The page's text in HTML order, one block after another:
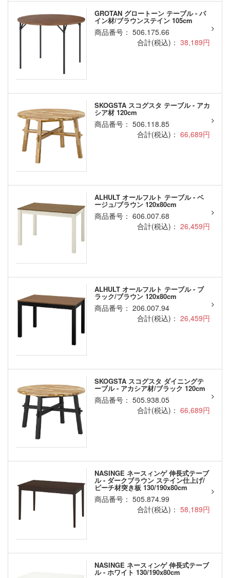
GROTAN グロートーン テーブル - パ
イン材/ブラウンステイン 105cm
商品番号： 506.175.66
合計(税込)： 38,189円
SKOGSTA スコグスタ テーブル - アカ
シア材 120cm
商品番号： 506.118.85
合計(税込)： 66,689円
ALHULT オールフルト テーブル - ベ
ージュ/ブラウン 120x80cm
商品番号： 606.007.68
合計(税込)： 26,459円
ALHULT オールフルト テーブル - ブ
ラック/ブラウン 120x80cm
商品番号： 206.007.94
合計(税込)： 26,459円
SKOGSTA スコグスタ ダイニングテ
ーブル - アカシア材/ブラック 120cm
商品番号： 505.938.05
合計(税込)： 66,689円
NASINGE ネースィンゲ 伸長式テーブ
ル - ダークブラウン ステイン仕上げ/
ビーチ材突き板 130/190x80cm
商品番号： 505.874.99
合計(税込)： 58,189円
NASINGE ネースィンゲ 伸長式テーブ
ル - ホワイト 130/190x80cm